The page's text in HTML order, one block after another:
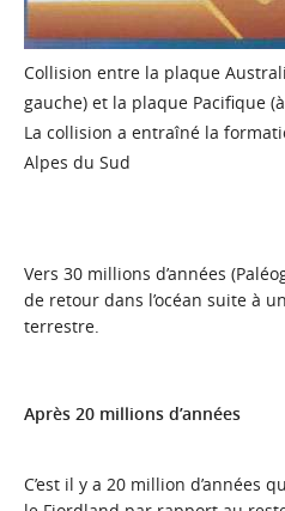
Collision entre la plaque
gauche) et la plaque Pacifique
La collision a entraîné la
Alpes du Sud
Vers 30 millions d’années
de retour dans l’océan suite à
terrestre.
Après 20 millions d’années
C’est il y a 20 million d’années